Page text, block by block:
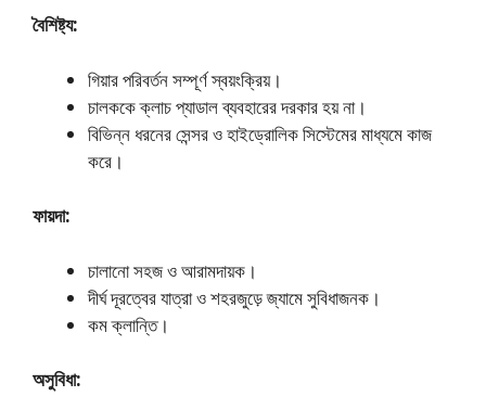
বৈশিষ্ট্য:
গিয়ার পরিবর্তন সম্পূর্ণ স্বয়ংক্রিয়।
চালককে ক্লাচ প্যাডাল ব্যবহারের দরকার হয় না।
বিভিন্ন ধরনের সেন্সর ও হাইড্রোলিক সিস্টেমের মাধ্যমে কাজ
করে।
ফায়দা:
চালানো সহজ ও আরামদায়ক।
দীর্ঘ দূরত্বের যাত্রা ও শহরজুড়ে জ্যামে সুবিধাজনক।
কম ক্লান্তি।
অসুবিধা: